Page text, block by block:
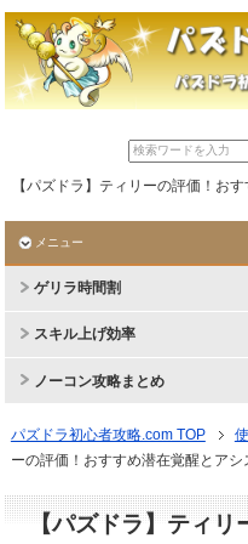
【パズドラ】ティリーの評価！お
メニュー
ゲリラ時間割
スキル上げ効率
ノーコン攻略まとめ
パズドラ初心者攻略.com TOP
ーの評価！おすすめ潜在覚醒とアシ
【パズドラ】ティリ